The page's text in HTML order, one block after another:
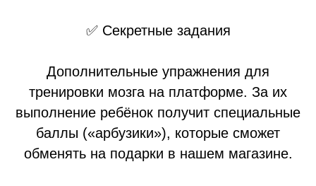
✅ Секретные задания
Дополнительные упражнения для
тренировки мозга на платформе. За их
выполнение ребёнок получит специальные
баллы («арбузики»), которые сможет
обменять на подарки в нашем магазине.